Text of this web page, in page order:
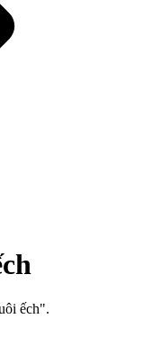
ếch".